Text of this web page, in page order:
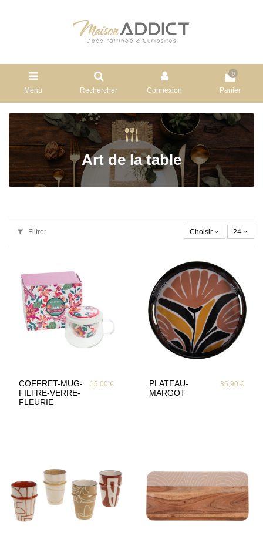
Menu Rechercher Connexion
0
Panier
Art de la table
Filtrer Choisir 24
COFFRET-MUG-
FILTRE-VERRE-
FLEURIE
15,00 €
PLATEAU-
MARGOT
35,90 €